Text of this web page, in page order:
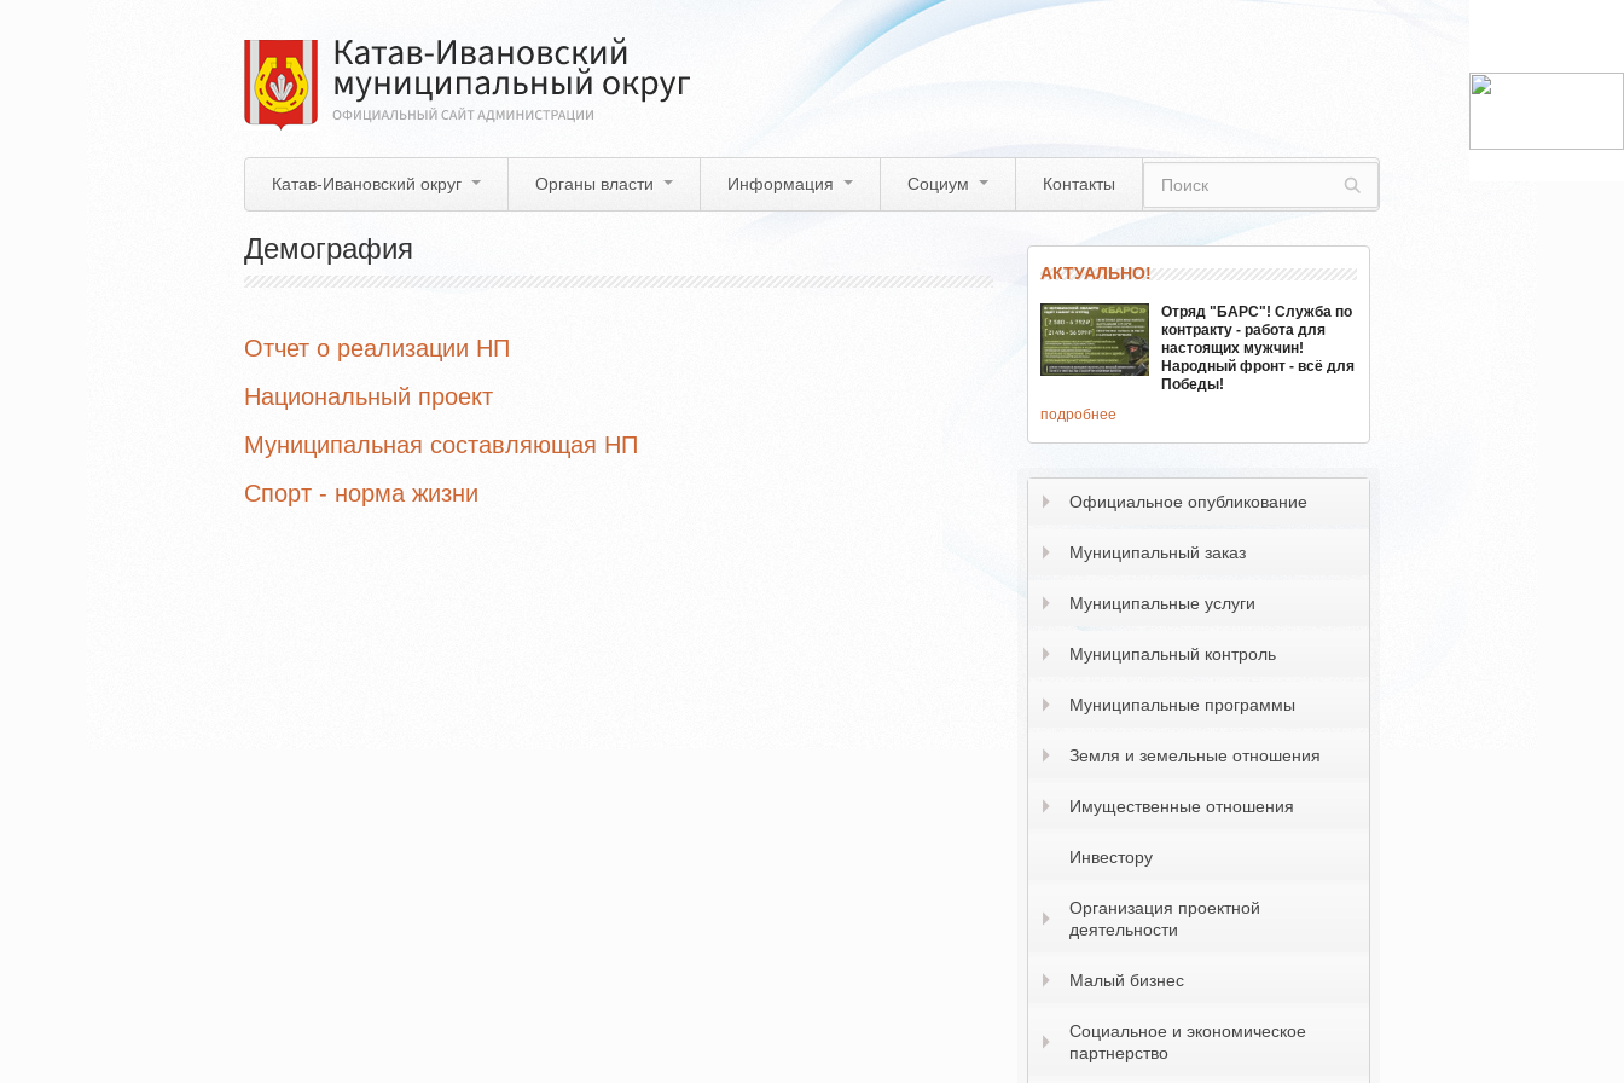
Катав-Ивановский округ Органы власти Информация Социум Контакты
Демография
Отчет о реализации НП
Национальный проект
Муниципальная составляющая НП
Спорт - норма жизни
АКТУАЛЬНО!
Отряд "БАРС"! Служба по
контракту - работа для
настоящих мужчин!
Народный фронт - всё для
Победы!
подробнее
Официальное опубликование
Муниципальный заказ
Муниципальные услуги
Муниципальный контроль
Муниципальные программы
Земля и земельные отношения
Имущественные отношения
Инвестору
Организация проектной
деятельности
Малый бизнес
Социальное и экономическое
партнерство